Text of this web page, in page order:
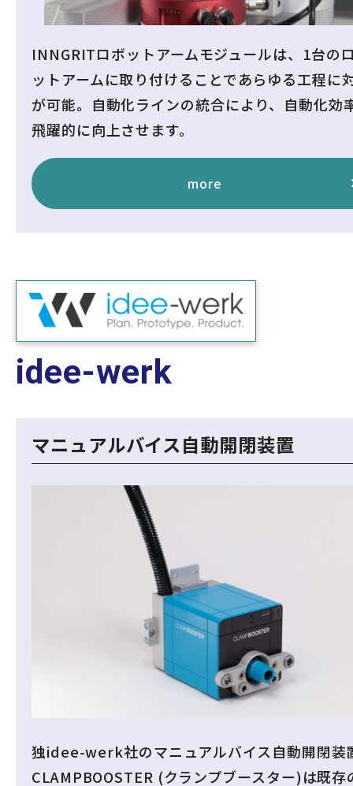
INNGRITロボットアームモジュールは、1台の
ットアームに取り付けることであらゆる工程に
が可能。自動化ラインの統合により、自動化効
飛躍的に向上させます。
more
idee-werk
マニュアルバイス自動開閉装置
独idee-werk社のマニュアルバイス自動開閉装
CLAMPBOOSTER (クランプブースター)は既存